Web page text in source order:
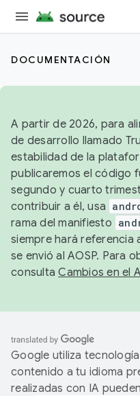
DOCUMENTACIÓN
A partir de 2026, para
de desarrollo llamado
estabilidad de la
publicaremos el código
segundo y cuarto
contribuir a él, usa
rama del manifiesto
siempre hará referencia
se envió al AOSP. Para
consultaCambios en el
Google utiliza
contenido a tu idioma
realizadas con IA